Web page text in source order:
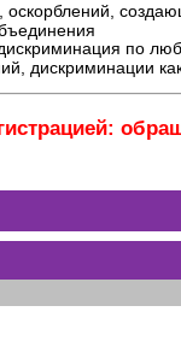
оскорблений,
по
дискриминации